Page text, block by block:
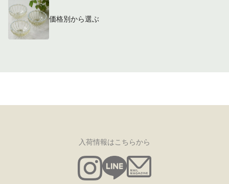
価格別から選ぶ
入荷情報はこちらから